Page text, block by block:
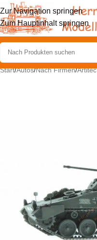
Zur Navigation springen
Zum Hauptinhalt springen
Start/Autos/Nach Firmen/Artitec